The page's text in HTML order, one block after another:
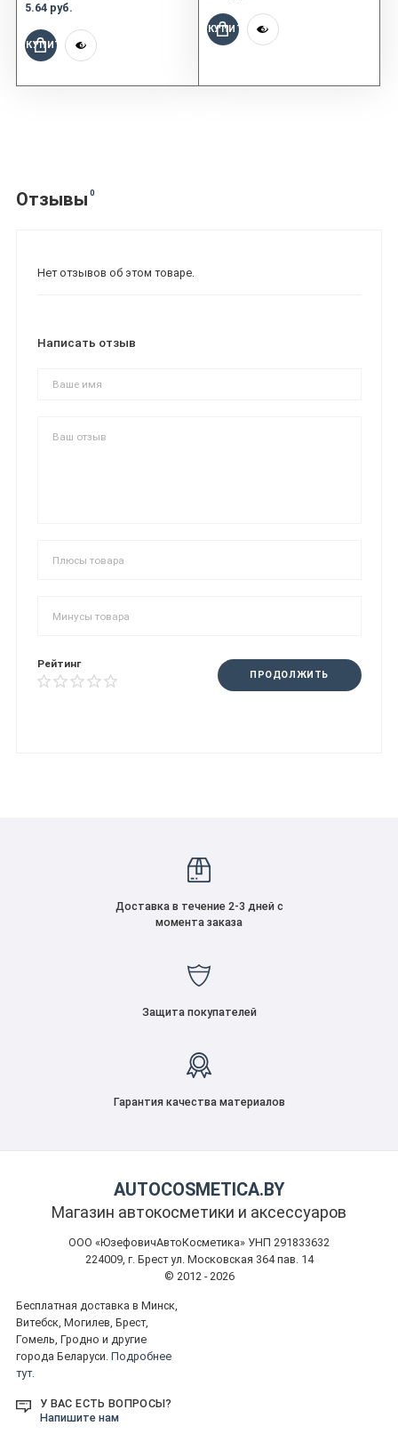
5.64 руб.
КУПИТЬ
КУПИТЬ
Отзывы 0
Нет отзывов об этом товаре.
Написать отзыв
Рейтинг
ПРОДОЛЖИТЬ
Доставка в течение 2-3 дней с
момента заказа
Защита покупателей
Гарантия качества материалов
AUTOCOSMETICA.BY
Магазин автокосметики и аксессуаров
ООО «ЮзефовичАвтоКосметика» УНП 291833632
224009, г. Брест ул. Московская 364 пав. 14
© 2012 - 2026
Бесплатная доставка в Минск,
Витебск, Могилев, Брест,
Гомель, Гродно и другие
города Беларуси. Подробнее
тут.
У ВАС ЕСТЬ ВОПРОСЫ?
Напишите нам